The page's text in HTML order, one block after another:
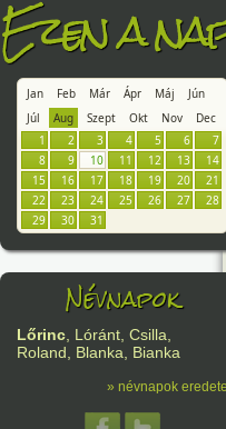
Ezen a
Jan Feb Már Ápr Máj
Jún
Júl
Aug Szept Okt Nov
Dec
1
2 3 4 5 6
7
8
9 10 11 12 13
14
15
16 17 18 19 20
21
22
23 24 25 26 27
28
29
30 31
Névnapok
Lőrinc, Lóránt, Csilla,
Roland, Blanka, Bianka
» névnapok eredete